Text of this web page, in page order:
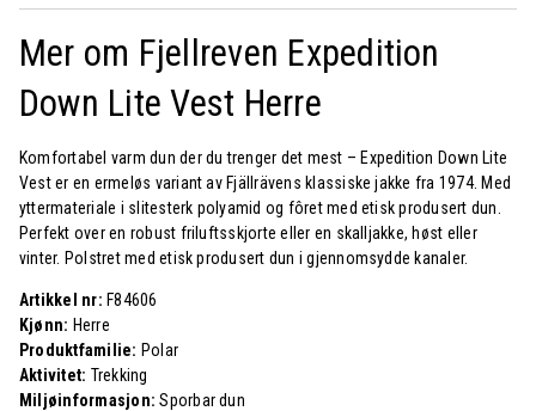
Mer om Fjellreven Expedition
Down Lite Vest Herre
Komfortabel varm dun der du trenger det mest – Expedition Down Lite
Vest er en ermeløs variant av Fjällrävens klassiske jakke fra 1974. Med
yttermateriale i slitesterk polyamid og fôret med etisk produsert dun.
Perfekt over en robust friluftsskjorte eller en skalljakke, høst eller
vinter. Polstret med etisk produsert dun i gjennomsydde kanaler.
Artikkel nr: F84606
Kjønn: Herre
Produktfamilie: Polar
Aktivitet: Trekking
Miljøinformasjon:Sporbar dun